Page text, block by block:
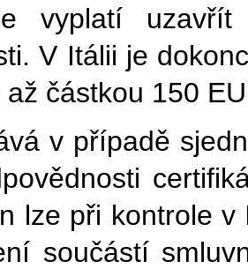
vyplatí uzavřít
V Itálii je
až částkou 150
v případě
lze při kontrole
součástí